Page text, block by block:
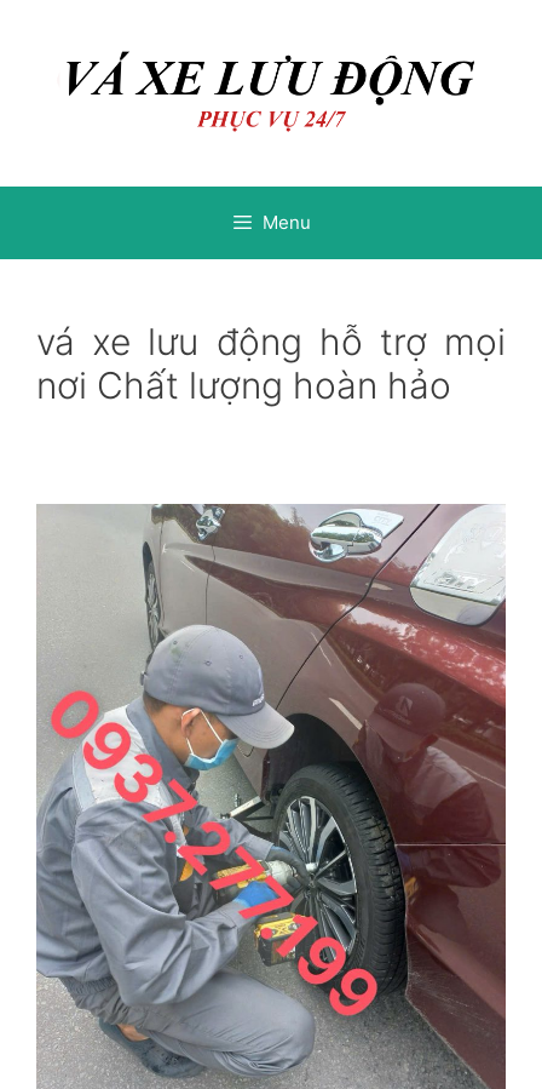
Menu
vá xe lưu động hỗ trợ mọi
nơi Chất lượng hoàn hảo